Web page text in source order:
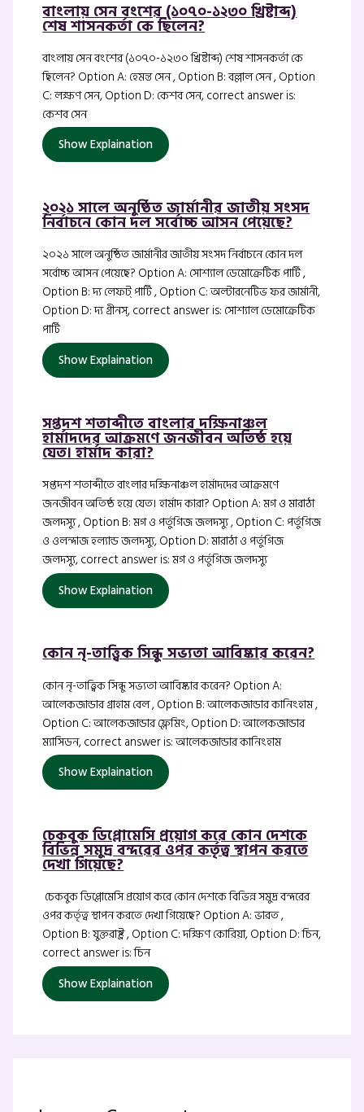
বাংলায় সেন বংশের (১০৭০-১২৩০ খ্রিষ্টাব্দ)
শেষ শাসনকর্তা কে ছিলেন?
বাংলায় সেন বংশের (১০৭০-১২৩০ খ্রিষ্টাব্দ) শেষ শাসনকর্তা কে
ছিলেন? Option A: হেমন্ত সেন , Option B: বল্লাল সেন , Option
C: লক্ষণ সেন, Option D: কেশব সেন, correct answer is:
কেশব সেন
Show Explaination
২০২১ সালে অনুষ্ঠিত জার্মানীর জাতীয় সংসদ
নির্বাচনে কোন দল সর্বোচ্চ আসন পেয়েছে?
২০২১ সালে অনুষ্ঠিত জার্মানীর জাতীয় সংসদ নির্বাচনে কোন দল
সর্বোচ্চ আসন পেয়েছে? Option A: সোশ্যাল ডেমোক্রেটিক পার্টি ,
Option B: দ্য লেফট্ পার্টি , Option C: অল্টারনেটিভ ফর জার্মানী,
Option D: দ্য গ্রীনস্, correct answer is: সোশ্যাল ডেমোক্রেটিক
পার্টি
Show Explaination
সপ্তদশ শতাব্দীতে বাংলার দক্ষিনাঞ্চল
হার্মাদদের আক্রমণে জনজীবন অতিষ্ঠ হয়ে
যেত। হার্মাদ কারা?
সপ্তদশ শতাব্দীতে বাংলার দক্ষিনাঞ্চল হার্মাদদের আক্রমণে
জনজীবন অতিষ্ঠ হয়ে যেত। হার্মাদ কারা? Option A: মগ ও মারাঠা
জলদস্যু , Option B: মগ ও পর্তুগিজ জলদস্যু , Option C: পর্তুগিজ
ও ওলন্দাজ হল্যান্ড জলদস্যু, Option D: মারাঠা ও পর্তুগিজ
জলদস্যু, correct answer is: মগ ও পর্তুগিজ জলদস্যু
Show Explaination
কোন নৃ-তাত্ত্বিক সিন্ধু সভ্যতা আবিষ্কার করেন?
কোন নৃ-তাত্ত্বিক সিন্ধু সভ্যতা আবিষ্কার করেন? Option A:
আলেকজান্ডার গ্রাহাম বেল , Option B: আলেকজান্ডার কানিংহাম ,
Option C: আলেকজান্ডার ফ্লেমিং, Option D: আলেকজান্ডার
ম্যাসিডন, correct answer is: আলেকজান্ডার কানিংহাম
Show Explaination
চেকবুক ডিপ্লোমেসি প্রয়োগ করে কোন দেশকে
বিভিন্ন সমুদ্র বন্দরের ওপর কর্তৃত্ব স্থাপন করতে
দেখা গিয়েছে?
চেকবুক ডিপ্লোমেসি প্রয়োগ করে কোন দেশকে বিভিন্ন সমুদ্র বন্দরের
ওপর কর্তৃত্ব স্থাপন করতে দেখা গিয়েছে? Option A: ভারত ,
Option B: যুক্তরাষ্ট্র , Option C: দক্ষিণ কোরিয়া, Option D: চিন,
correct answer is: চিন
Show Explaination